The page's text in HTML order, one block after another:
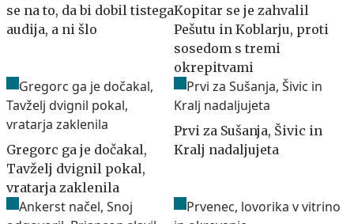
se na to, da bi dobil tistega
audija, a ni šlo
Kopitar se je zahvalil
Pešutu in Koblarju, proti
sosedom s tremi
okrepitvami
Gregorc ga je dočakal,
Tavželj dvignil pokal,
vratarja zaklenila
Prvi za Sušanja, Šivic in
Kralj nadaljujeta